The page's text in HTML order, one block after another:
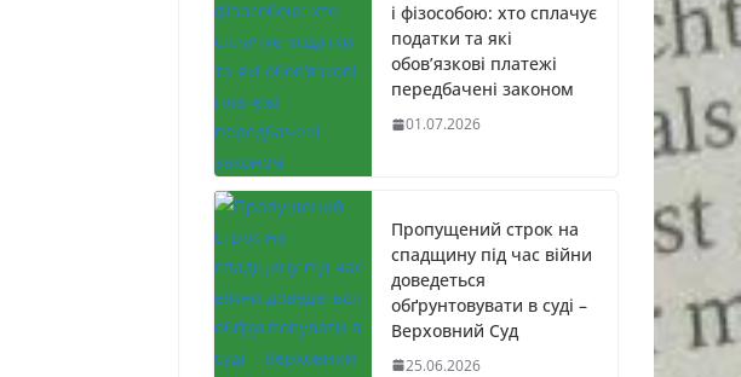
і фізособою: хто сплачує
податки та які
обов’язкові платежі
передбачені законом
01.07.2026
Пропущений строк на
спадщину під час війни
доведеться
обґрунтовувати в суді –
Верховний Суд
25.06.2026